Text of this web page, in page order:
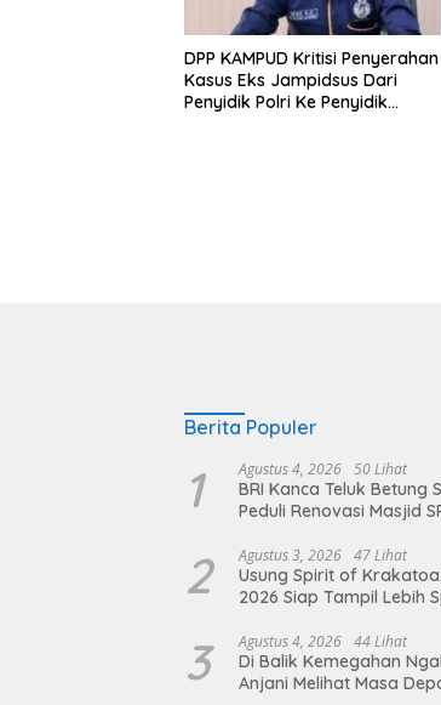
DPP KAMPUD Kritisi Penyerahan
Kasus Eks Jampidsus Dari
Penyidik Polri Ke Penyidik
Berita Populer
1 Agustus 4, 2026 50 Lihat
BRI Kanca Teluk Betung
Peduli Renovasi Masjid
terhadap Sarana Ibadah
2 Agustus 3, 2026 47 Lihat
Usung Spirit of
2026 Siap Tampil Lebih
Artis Ibu Kota
3 Agustus 4, 2026 44 Lihat
Di Balik Kemegahan
Anjani Melihat Masa